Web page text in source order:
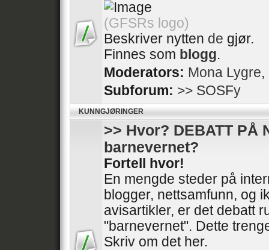
(GFSRs logo)
Beskriver nytten de gjør.
Finnes som blogg.
Moderators: Mona Lygre,
Subforum: >> SOSFy
KUNNGJØRINGER
>> Hvor? DEBATT PÅ
barnevernet?
Fortell hvor!
En mengde steder på
blogger, nettsamfunn, og
avisartikler, er det debatt
"barnevernet". Dette
Skriv om det her.